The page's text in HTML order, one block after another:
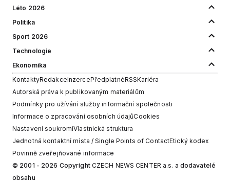
Léto 2026
Politika
Sport 2026
Technologie
Ekonomika
KontaktyRedakceInzercePředplatnéRSSKariéra
Autorská práva k publikovaným materiálům
Podmínky pro užívání služby informační společnosti
Informace o zpracování osobních údajůCookies
Nastavení soukromíVlastnická struktura
Jednotná kontaktní místa / Single Points of ContactEtický kodex
Povinně zveřejňované informace
© 2001 - 2026 Copyright CZECH NEWS CENTER a.s. a dodavatelé
obsahu